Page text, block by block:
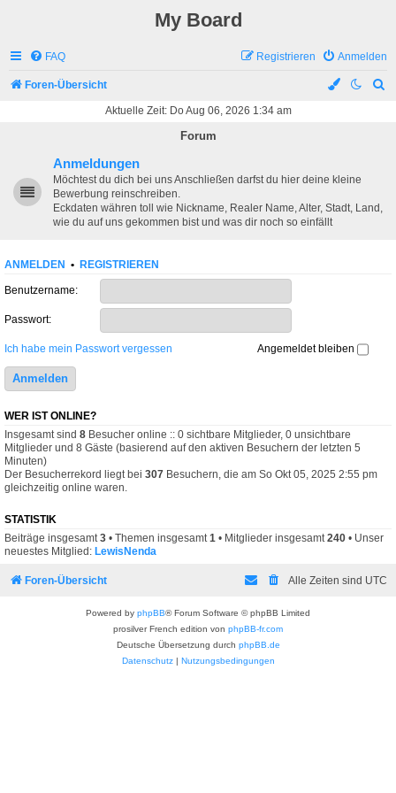
My Board
FAQ Anmelden
Registrieren
Foren-Übersicht
Aktuelle Zeit: Do Aug 06, 2026 1:34 am
Forum
Anmeldungen
Möchtest du dich bei uns Anschließen darfst du hier deine kleine
Bewerbung reinschreiben.
Eckdaten währen toll wie Nickname, Realer Name, Alter, Stadt, Land,
wie du auf uns gekommen bist und was dir noch so einfällt
ANMELDEN • REGISTRIEREN
Benutzername:
Passwort:
Ich habe mein Passwort vergessen Angemeldet bleiben
WER IST ONLINE?
Insgesamt sind 8 Besucher online :: 0 sichtbare Mitglieder, 0 unsichtbare
Mitglieder und 8 Gäste (basierend auf den aktiven Besuchern der letzten 5
Minuten)
Der Besucherrekord liegt bei 307 Besuchern, die am So Okt 05, 2025 2:55 pm
gleichzeitig online waren.
STATISTIK
Beiträge insgesamt3 • Themen insgesamt1 • Mitglieder insgesamt240 • Unser
neuestes Mitglied: LewisNenda
Foren-Übersicht Alle Zeiten sind UTC
Powered by phpBB® Forum Software © phpBB Limited
prosilver French edition von phpBB-fr.com
Deutsche Übersetzung durch phpBB.de
Datenschutz| Nutzungsbedingungen